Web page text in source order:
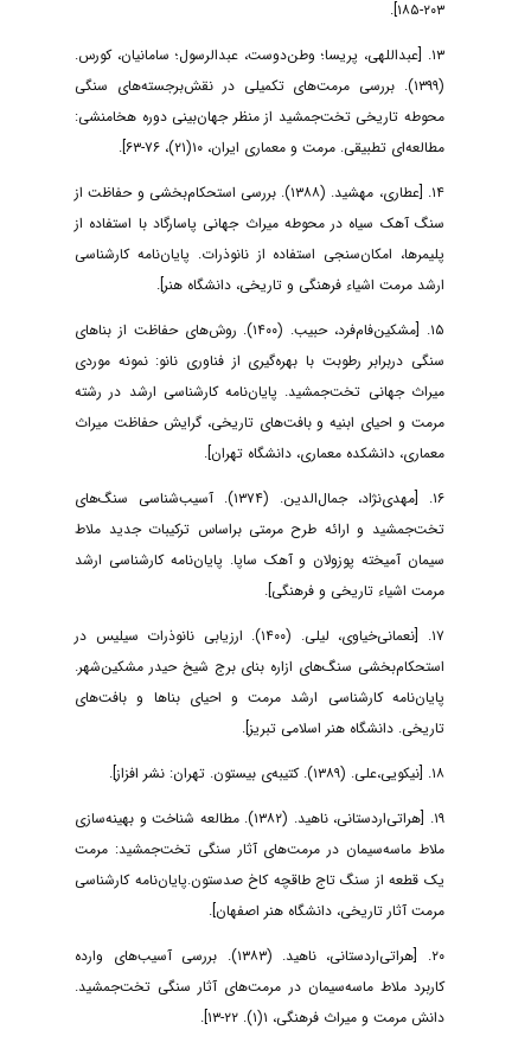
۲۰۳-۱۸۵].
۱۳. [عبداللهی، پریسا؛ وطن‌دوست، عبدالرسول؛ سامانیان، کورس.
(۱۳۹۹). بررسی مرمت‌های تکمیلی در نقش‌برجسته‌های سنگی
محوطه تاریخی تخت‌جمشید از منظر جهان‌بینی دوره هخامنشی:
مطالعه‌ای تطبیقی. مرمت و معماری ایران، ۱۰(۲۱)، ۷۶-۶۳].
۱۴. [عطاری، مهشید. (۱۳۸۸). بررسی استحکام‌بخشی و حفاظت از
سنگ آهک سیاه در محوطه میراث جهانی پاسارگاد با استفاده از
پلیمرها، امکان‌سنجی استفاده از نانوذرات. پایان‌نامه کارشناسی
ارشد مرمت اشیاء فرهنگی و تاریخی، دانشگاه هنر].
۱۵. [مشکین‌فام‌فرد، حبیب. (۱۴۰۰). روش‌های حفاظت از بناهای
سنگی دربرابر رطوبت با بهره‌گیری از فناوری نانو: نمونه موردی
میراث جهانی تخت‌جمشید. پایان‌نامه کارشناسی ارشد در رشته
مرمت و احیای ابنیه و بافت‌های تاریخی، گرایش حفاظت میراث
معماری، دانشکده معماری، دانشگاه تهران].
۱۶. [مهدی‌نژاد، جمال‌الدین. (۱۳۷۴). آسیب‌شناسی سنگ‌های
تخت‌جمشید و ارائه طرح مرمتی براساس ترکیبات جدید ملاط
سیمان آمیخته پوزولان و آهک ساپا. پایان‌نامه کارشناسی ارشد
مرمت اشیاء تاریخی و فرهنگی].
۱۷. [نعمانی‌خیاوی، لیلی. (۱۴۰۰). ارزیابی نانوذرات سیلیس در
استحکام‌بخشی سنگ‌های ازاره بنای برج شیخ حیدر مشکین‌شهر.
پایان‌نامه کارشناسی ارشد مرمت و احیای بناها و بافت‌های
تاریخی. دانشگاه هنر اسلامی تبریز].
۱۸. [نیکویی،علی. (۱۳۸۹). کتیبه‌ی بیستون. تهران: نشر افزاز].
۱۹. [هراتی‌اردستانی، ناهید. (۱۳۸۲). مطالعه شناخت و بهینه‌سازی
ملاط ماسه‌سیمان در مرمت‌های آثار سنگی تخت‌جمشید: مرمت
یک قطعه از سنگ تاج طاقچه کاخ صدستون.پایان‌نامه کارشناسی
مرمت آثار تاریخی، دانشگاه هنر اصفهان].
۲۰. [هراتی‌اردستانی، ناهید. (۱۳۸۳). بررسی آسیب‌های وارده
کاربرد ملاط ماسه‌سیمان در مرمت‌های آثار سنگی تخت‌جمشید.
دانش مرمت و میراث فرهنگی، ۱(۱). ۲۲-۱۳].